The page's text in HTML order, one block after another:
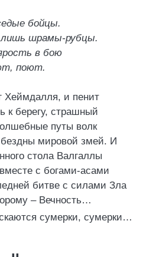
бойцы.
шрамы-рубцы.
в бою
поют.
Хеймдалля, и пенит
к берегу, страшный
путы волк
мировой змей. И
стола Валгаллы
с богами-асами
битве с силами Зла
– Вечность…
сумерки, сумерки…